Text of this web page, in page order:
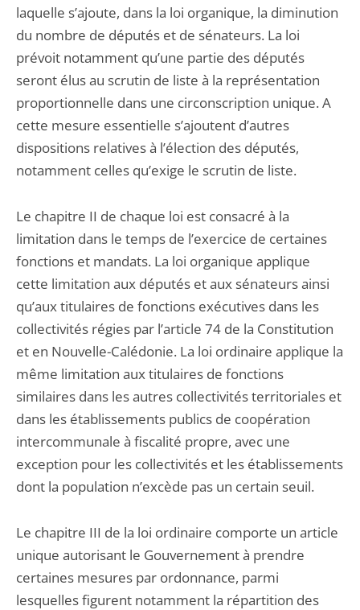
laquelle s’ajoute, dans la loi organique, la diminution
du nombre de députés et de sénateurs. La loi
prévoit notamment qu’une partie des députés
seront élus au scrutin de liste à la représentation
proportionnelle dans une circonscription unique. A
cette mesure essentielle s’ajoutent d’autres
dispositions relatives à l’élection des députés,
notamment celles qu’exige le scrutin de liste.
Le chapitre II de chaque loi est consacré à la
limitation dans le temps de l’exercice de certaines
fonctions et mandats. La loi organique applique
cette limitation aux députés et aux sénateurs ainsi
qu’aux titulaires de fonctions exécutives dans les
collectivités régies par l’article 74 de la Constitution
et en Nouvelle-Calédonie. La loi ordinaire applique la
même limitation aux titulaires de fonctions
similaires dans les autres collectivités territoriales et
dans les établissements publics de coopération
intercommunale à fiscalité propre, avec une
exception pour les collectivités et les établissements
dont la population n’excède pas un certain seuil.
Le chapitre III de la loi ordinaire comporte un article
unique autorisant le Gouvernement à prendre
certaines mesures par ordonnance, parmi
lesquelles figurent notamment la répartition des